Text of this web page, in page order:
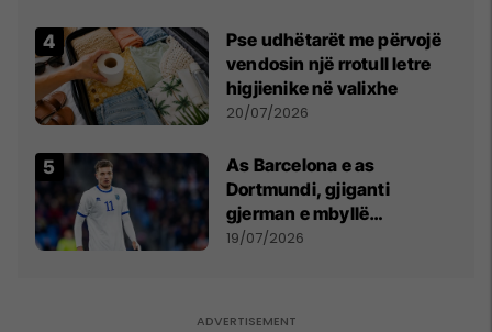
Pse udhëtarët me përvojë
vendosin një rrotull letre
higjienike në valixhe
20/07/2026
As Barcelona e as
Dortmundi, gjiganti
gjerman e mbyllë
marrëveshjen për Fisnik
19/07/2026